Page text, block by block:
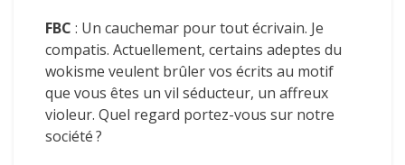
FBC : Un cauchemar pour tout écrivain. Je
compatis. Actuellement, certains adeptes du
wokisme veulent brûler vos écrits au motif
que vous êtes un vil séducteur, un affreux
violeur. Quel regard portez-vous sur notre
société ?